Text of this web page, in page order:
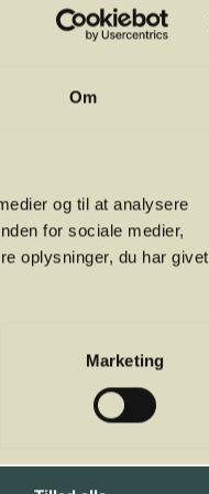
Om
og til at analysere
for sociale medier,
oplysninger, du har givet
Marketing
Det kunne for
med alder kan gå
og spille op
franske klassikere
portugisiske
;Vinho Verde